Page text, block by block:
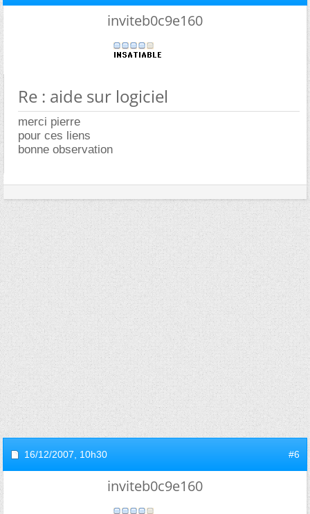
inviteb0c9e160
Re : aide sur logiciel
merci pierre
pour ces liens
bonne observation
16/12/2007, 10h30 #6
inviteb0c9e160